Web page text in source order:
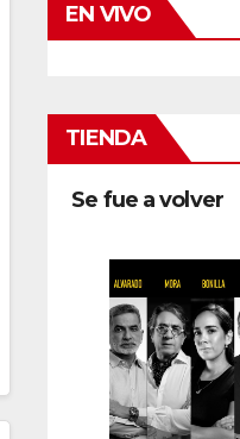
EN VIVO
TIENDA
Se fue a volver